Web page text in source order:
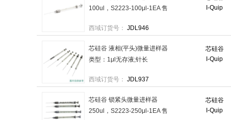
I-Quip
100ul，S2223-100μl-1EA 售
西域订货号： JDL946
芯硅谷
I-Quip
芯硅谷 液相(平头)微量进样器
类型：1μl无存液;针长
卖规格：1个
西域订货号： JDL937
芯硅谷
I-Quip
芯硅谷 锁紧头微量进样器
250ul，S2223-250μl-1EA 售